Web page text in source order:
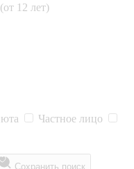
12 лет)
Частное лицо
Сохранить поиск